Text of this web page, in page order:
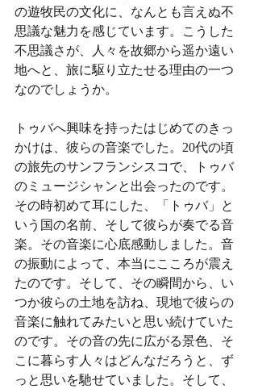
の遊牧民の文化に、なんとも言えぬ不
思議な魅力を感じています。こうした
不思議さが、人々を故郷から遥か遠い
地へと、旅に駆り立たせる理由の一つ
なのでしょうか。
トゥバへ興味を持ったはじめてのきっ
かけは、彼らの音楽でした。20代の頃
の旅先のサンフランシスコで、トゥバ
のミュージシャンと出会ったのです。
その時初めて耳にした、「トゥバ」と
いう国の名前、そして彼らが奏でる音
楽。その音楽に心底感動しました。音
の振動によって、本当にこころが震え
たのです。そして、その瞬間から、い
つか彼らの土地を訪ね、現地で彼らの
音楽に触れてみたいと思い続けていた
のです。その音の先に広がる景色、そ
こに暮らす人々はどんなだろうと、ず
っと思いを馳せていました。そして、